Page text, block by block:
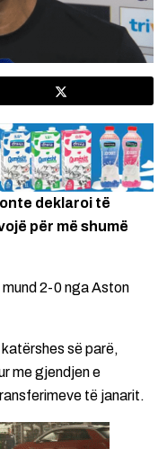
deklaroi të
për më shumë
mund 2-0 nga Aston
së parë,
me gjendjen e
të janarit.